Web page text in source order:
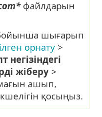
файлдарын
шығарып
орнату >
негізіндегі
жіберу >
ашып,
қосыңыз.